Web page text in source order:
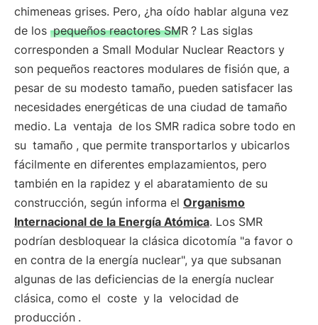
chimeneas grises. Pero, ¿ha oído hablar alguna vez
de los pequeños reactores SMR ? Las siglas
corresponden a Small Modular Nuclear Reactors y
son pequeños reactores modulares de fisión que, a
pesar de su modesto tamaño, pueden satisfacer las
necesidades energéticas de una ciudad de tamaño
medio. La ventaja de los SMR radica sobre todo en
su tamaño , que permite transportarlos y ubicarlos
fácilmente en diferentes emplazamientos, pero
también en la rapidez y el abaratamiento de su
construcción, según informa el Organismo
Internacional de la Energía Atómica. Los SMR
podrían desbloquear la clásica dicotomía "a favor o
en contra de la energía nuclear", ya que subsanan
algunas de las deficiencias de la energía nuclear
clásica, como el coste y la velocidad de
producción .